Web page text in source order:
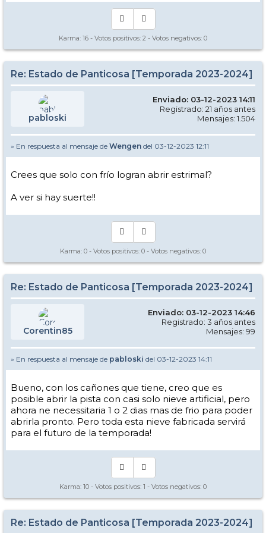
Karma: 16 - Votos positivos: 2 - Votos negativos: 0
Re: Estado de Panticosa [Temporada 2023-2024]
pabloski
Enviado: 03-12-2023 14:11
Registrado: 21 años antes
Mensajes: 1.504
» En respuesta al mensaje de Wengen del 03-12-2023 12:11
Crees que solo con frío logran abrir estrimal?
A ver si hay suerte!!
Karma: 0 - Votos positivos: 0 - Votos negativos: 0
Re: Estado de Panticosa [Temporada 2023-2024]
Corentin85
Enviado: 03-12-2023 14:46
Registrado: 3 años antes
Mensajes: 99
» En respuesta al mensaje de pabloski del 03-12-2023 14:11
Bueno, con los cañones que tiene, creo que es
posible abrir la pista con casi solo nieve artificial, pero
ahora ne necessitaria 1 o 2 dias mas de frio para poder
abrirla pronto. Pero toda esta nieve fabricada servirá
para el futuro de la temporada!
Karma: 10 - Votos positivos: 1 - Votos negativos: 0
Re: Estado de Panticosa [Temporada 2023-2024]